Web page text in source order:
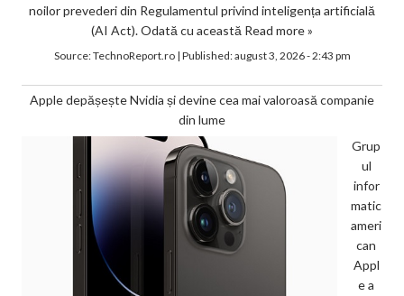
noilor prevederi din Regulamentul privind inteligența artificială
(AI Act). Odată cu această Read more »
Source:TechnoReport.ro| Published:august 3, 2026 - 2:43 pm
Apple depășește Nvidia și devine cea mai valoroasă companie
din lume
Grup
ul
infor
matic
ameri
can
Appl
e a